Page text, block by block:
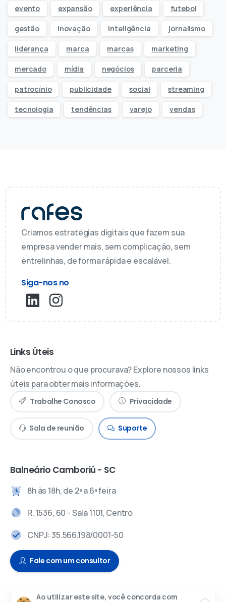
evento expansão experiência futebol
gestão inovação inteligência jornalismo
liderança marca marcas marketing
mercado mídia negócios parceria
patrocínio publicidade social streaming
tecnologia tendências varejo vendas
Criamos estratégias digitais que fazem sua
empresa vender mais, sem complicação, sem
entrelinhas, de forma rápida e escalável.
Siga-nos no
Links Úteis
Não encontrou o que procurava? Explore nossos links
úteis para obter mais informações.
Trabalhe Conosco Privacidade
Sala de reunião Suporte
Balneário Camboriú - SC
8h às 18h, de 2ª a 6ª feira
R. 1536, 60 - Sala 1101, Centro
CNPJ: 35.566.198/0001-50
Fale com um consultor
Ao utilizar este site, você concorda com